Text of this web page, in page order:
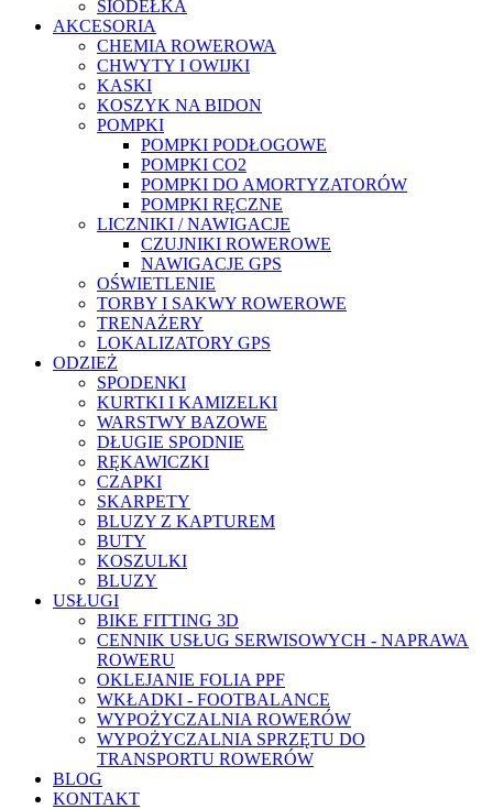
SIODEŁKA
AKCESORIA
CHEMIA ROWEROWA
CHWYTY I OWIJKI
KASKI
KOSZYK NA BIDON
POMPKI
POMPKI PODŁOGOWE
POMPKI CO2
POMPKI DO AMORTYZATORÓW
POMPKI RĘCZNE
LICZNIKI / NAWIGACJE
CZUJNIKI ROWEROWE
NAWIGACJE GPS
OŚWIETLENIE
TORBY I SAKWY ROWEROWE
TRENAŻERY
LOKALIZATORY GPS
ODZIEŻ
SPODENKI
KURTKI I KAMIZELKI
WARSTWY BAZOWE
DŁUGIE SPODNIE
RĘKAWICZKI
CZAPKI
SKARPETY
BLUZY Z KAPTUREM
BUTY
KOSZULKI
BLUZY
USŁUGI
BIKE FITTING 3D
CENNIK USŁUG SERWISOWYCH - NAPRAWA
ROWERU
OKLEJANIE FOLIA PPF
WKŁADKI - FOOTBALANCE
WYPOŻYCZALNIA ROWERÓW
WYPOŻYCZALNIA SPRZĘTU DO
TRANSPORTU ROWERÓW
BLOG
KONTAKT